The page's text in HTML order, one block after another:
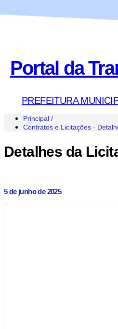
Portal da
PREFEITURA
Principal /
Contratos e Licitações -
Detalhes da
5 de junho de 2025